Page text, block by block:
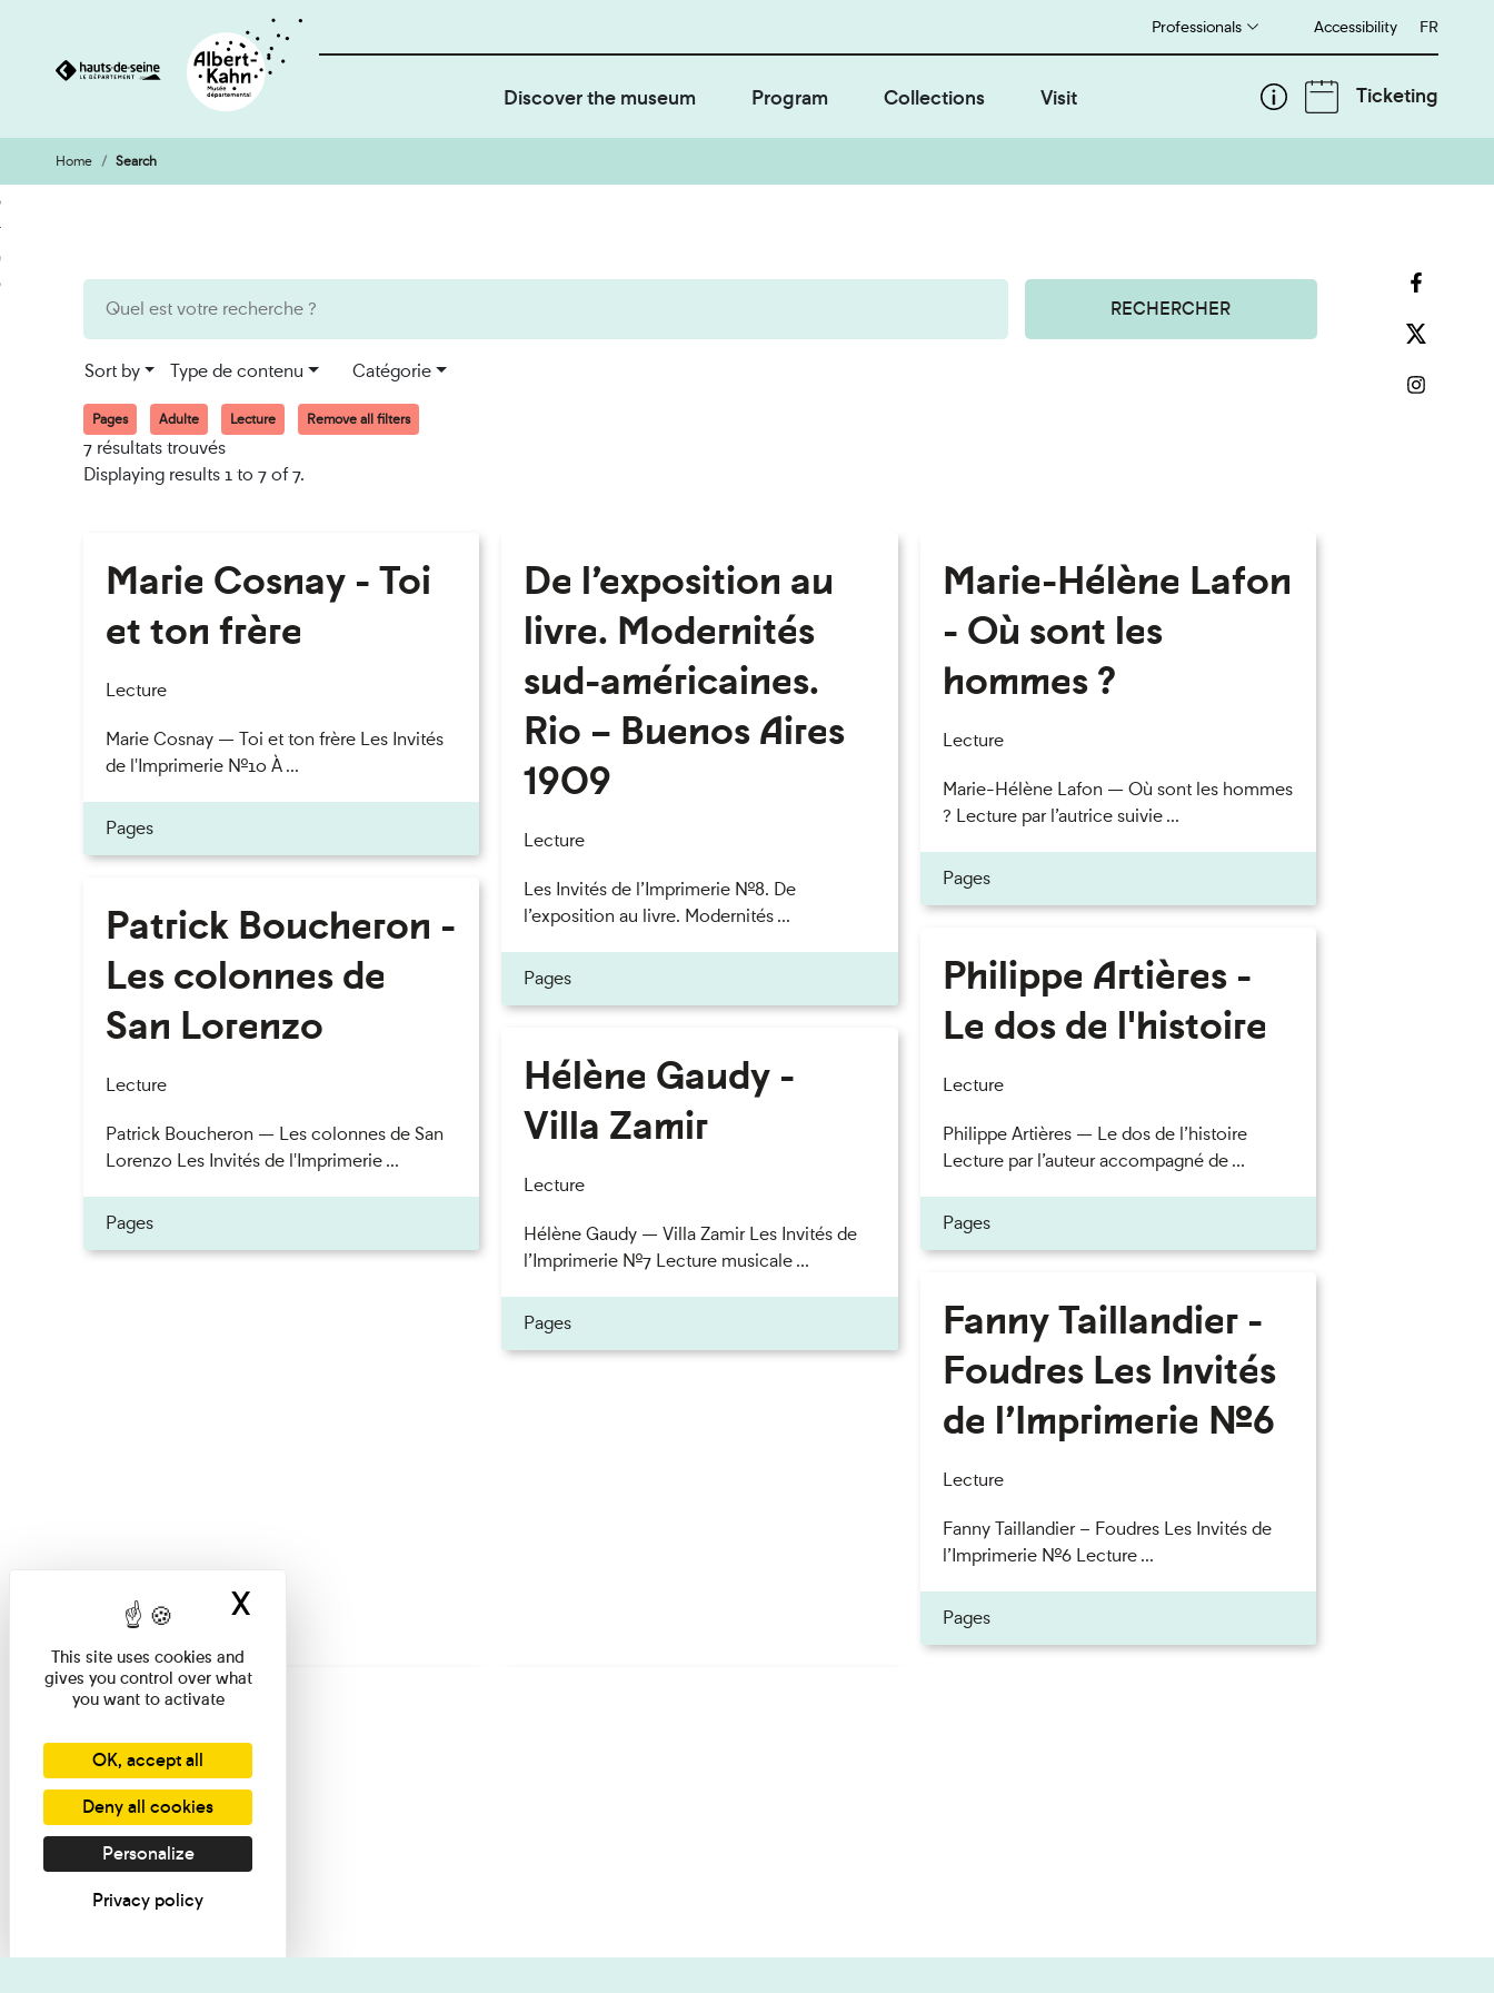
Go
to
content
Go
to
search
engine
Professionals Accessibility Français
FR
Discover the museum Program Collections Visit Ticketing
Home Search
RECHERCHER
Sort by Type de contenu Catégorie
Pages Adulte Lecture Remove all filters
7 résultats trouvés
Displaying results 1 to 7 of 7.
Marie Cosnay - Toi
et ton frère
Lecture
Marie Cosnay — Toi et ton frère Les Invités
de l'Imprimerie n°10 À ...
Pages
Patrick Boucheron -
Les colonnes de
San Lorenzo
Lecture
Patrick Boucheron — Les colonnes de San
Lorenzo Les Invités de l'Imprimerie ...
Pages
De l’exposition au
livre. Modernités
sud-américaines.
Rio – Buenos Aires
1909
Lecture
Les Invités de l’Imprimerie n°8. De
l’exposition au livre. Modernités ...
Pages
Hélène Gaudy -
Villa Zamir
Lecture
Hélène Gaudy — Villa Zamir Les Invités de
l’Imprimerie n°7 Lecture musicale ...
Pages
Marie-Hélène Lafon
- Où sont les
hommes ?
Lecture
Marie-Hélène Lafon — Où sont les hommes
? Lecture par l’autrice suivie ...
Pages
Philippe Artières -
Le dos de l'histoire
Lecture
Philippe Artières — Le dos de l’histoire
Lecture par l’auteur accompagné de ...
Pages
Fanny Taillandier -
Foudres Les Invités
de l’Imprimerie n°6
Lecture
Fanny Taillandier – Foudres Les Invités de
l’Imprimerie n°6 Lecture ...
Pages
Cookies management panel
This site uses cookies and
gives you control over what
you want to activate
OK, accept all
Deny all cookies
Personalize
Privacy policy
X